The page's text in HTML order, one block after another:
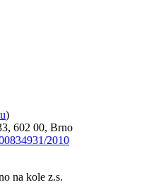
)
602 00, Brno
2010
na kole z.s.